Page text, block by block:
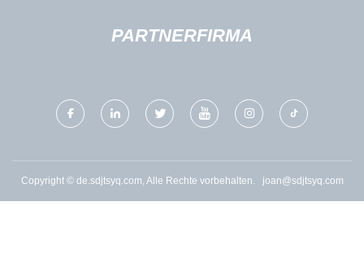
PARTNERFIRMA
Copyright © de.sdjtsyq.com, Alle Rechte vorbehalten. joan@sdjtsyq.com